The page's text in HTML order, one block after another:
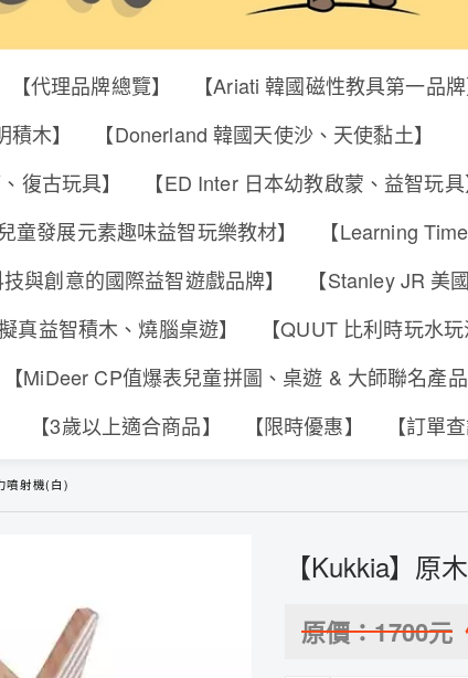
【代理品牌總覽】 【Ariati 韓國磁性教具第一品牌
木】
【Donerland 韓國天使沙、天使黏土】
復古玩具】
【ED Inter 日本幼教啟蒙、益智玩具
童發展元素趣味益智玩樂教材】
【Learning
與創意的國際益智遊戲品牌】
【Stanley JR 美
真益智積木、燒腦桌遊】
【QUUT 比利時玩水
【MiDeer CP值爆表兒童拼圖、桌遊 & 大師聯名產品
【3歲以上適合商品】
【限時優惠】 【訂單查
噴射機(白)
【Kukkia】原
原價：1700元